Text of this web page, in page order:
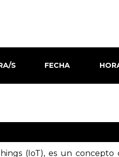
S FECHA
(IoT), es un concepto